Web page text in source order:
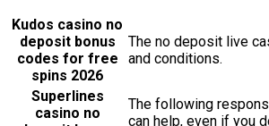
Kudos casino no
deposit bonus
codes for free
spins 2026
The no deposit live
and conditions.
Superlines
casino no
The following
can help, even if you